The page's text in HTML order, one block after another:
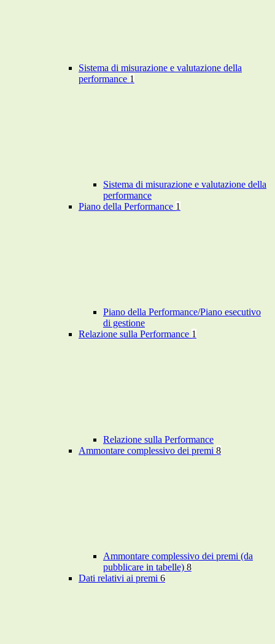
Sistema di misurazione e valutazione della
performance 1
Sistema di misurazione e valutazione della
performance
Piano della Performance 1
Piano della Performance/Piano esecutivo
di gestione
Relazione sulla Performance 1
Relazione sulla Performance
Ammontare complessivo dei premi 8
Ammontare complessivo dei premi (da
pubblicare in tabelle) 8
Dati relativi ai premi 6